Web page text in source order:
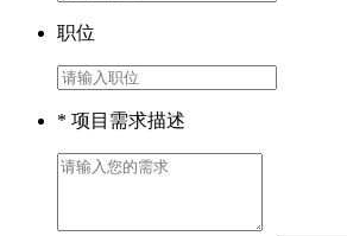
职位
* 项目需求描述